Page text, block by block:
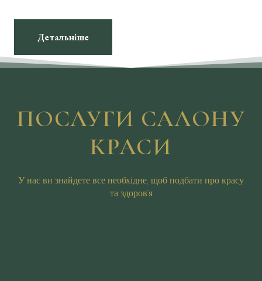
Детальніше
ПОСЛУГИ САЛОНУ
КРАСИ
У нас ви знайдете все необхідне, щоб подбати про красу
та здоров'я